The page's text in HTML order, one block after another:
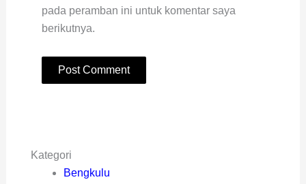
pada peramban ini untuk komentar saya
berikutnya.
Kategori
Bengkulu